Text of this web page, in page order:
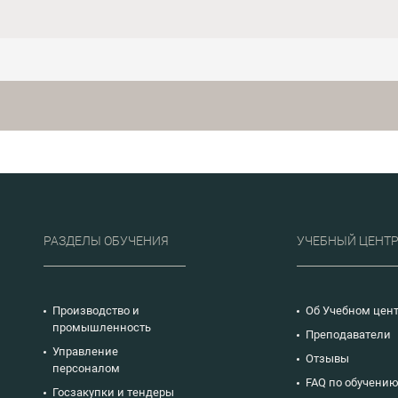
РАЗДЕЛЫ ОБУЧЕНИЯ
Производство и
промышленность
Управление
персоналом
Госзакупки и тендеры
УЧЕБНЫЙ ЦЕНТР
Об Учебном
Преподаватели
Отзывы
FAQ по обучению